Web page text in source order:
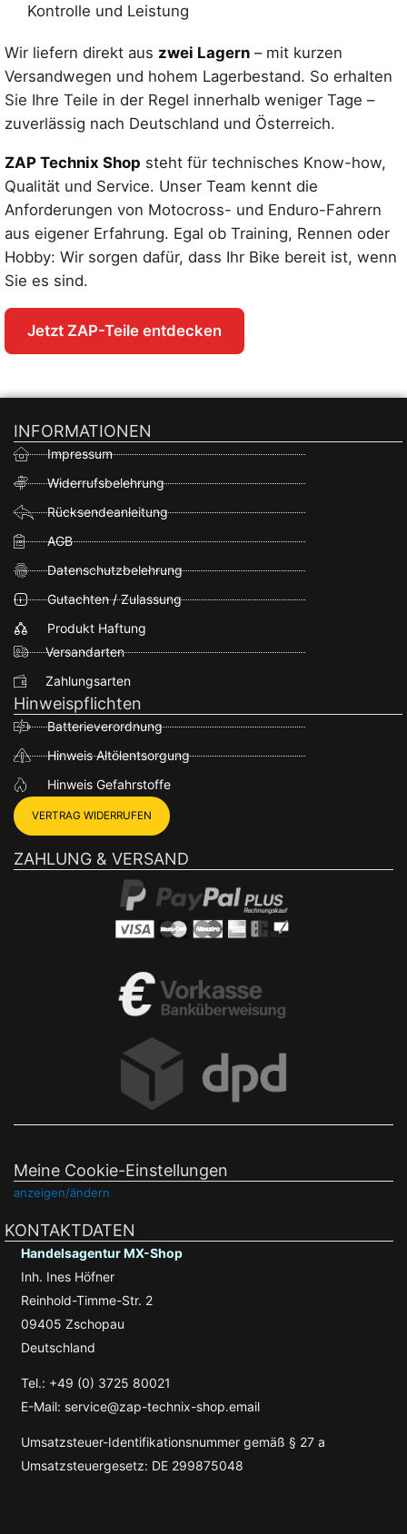
Kontrolle und Leistung
Wir liefern direkt aus zwei Lagern – mit kurzen
Versandwegen und hohem Lagerbestand. So erhalten
Sie Ihre Teile in der Regel innerhalb weniger Tage –
zuverlässig nach Deutschland und Österreich.
ZAP Technix Shop steht für technisches Know-how,
Qualität und Service. Unser Team kennt die
Anforderungen von Motocross- und Enduro-Fahrern
aus eigener Erfahrung. Egal ob Training, Rennen oder
Hobby: Wir sorgen dafür, dass Ihr Bike bereit ist, wenn
Sie es sind.
Jetzt ZAP-Teile entdecken
INFORMATIONEN
Impressum
Widerrufsbelehrung
Rücksendeanleitung
AGB
Datenschutzbelehrung
Gutachten / Zulassung
Produkt Haftung
Versandarten
Zahlungsarten
Hinweispflichten
Batterieverordnung
Hinweis Altölentsorgung
Hinweis Gefahrstoffe
VERTRAG WIDERRUFEN
ZAHLUNG & VERSAND
Meine Cookie-Einstellungen
anzeigen/ändern
KONTAKTDATEN
Handelsagentur MX-Shop
Inh. Ines Höfner
Reinhold-Timme-Str. 2
09405 Zschopau
Deutschland
Tel.: +49 (0) 3725 80021
E-Mail: service@zap-technix-shop.email
Umsatzsteuer-Identifikationsnummer gemäß § 27 a
Umsatzsteuergesetz: DE 299875048